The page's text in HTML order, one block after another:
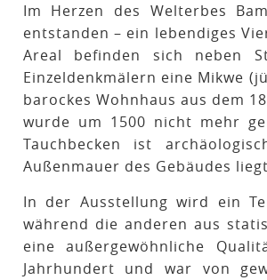
Im Herzen des Welterbes
entstanden – ein lebendiges
Areal befinden sich neben
Einzeldenkmälern eine Mikwe
barockes Wohnhaus aus dem
wurde um 1500 nicht mehr
Tauchbecken ist
Außenmauer des Gebäudes
In der Ausstellung wird ein
während die anderen aus
eine außergewöhnliche
Jahrhundert und war von